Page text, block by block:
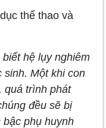
thể thao và
hệ lụy nghiêm
sinh. Một khi con
quá trình phát
đều sẽ bị
phụ huynh